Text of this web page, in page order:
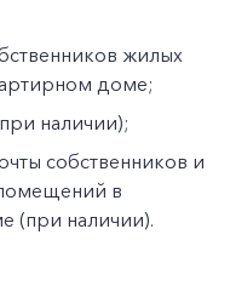
жилых
доме;
наличии);
собственников и
в
(при наличии).